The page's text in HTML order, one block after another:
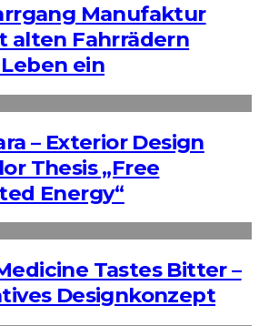
Manufaktur
alten Fahrrädern
ein
– Exterior Design
Thesis „Free
Energy“
Tastes Bitter –
Designkonzept